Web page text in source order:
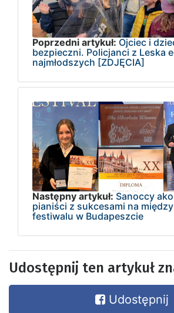
Poprzedni artykuł: Ojciec i
bezpieczni. Policjanci z Leska
najmłodszych [ZDJĘCIA]
Następny artykuł: Sanoccy
pianiści z sukcesami na
festiwalu w Budapeszcie
Udostępnij ten artykuł
Udostępnij